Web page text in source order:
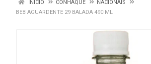
INÍCIO CONHAQUE
NACIONAIS
BEB AGUARDENTE 29 BALADA 490 ML